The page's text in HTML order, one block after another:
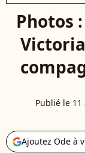
Photos
Publié le 11
Ajoutez Ode à